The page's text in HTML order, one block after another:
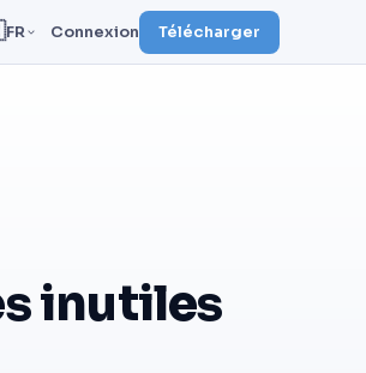
FR Connexion Télécharger
inutiles